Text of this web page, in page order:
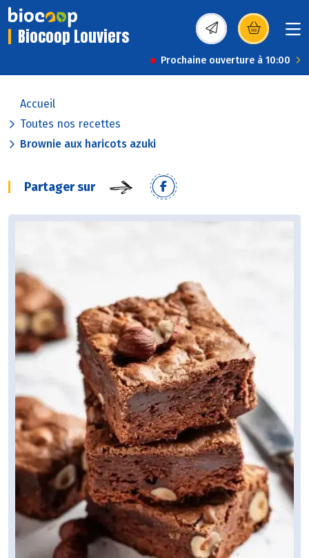
Biocoop Louviers (s’ouvre dans une
Prochaine ouverture à 10:00
Accueil
Toutes nos recettes
Brownie aux haricots azuki
Partager sur